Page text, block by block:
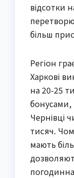
відсотки
більш
Регіон
Харкові
на 20-25
бонусами,
Чернівці
тисяч.
мають